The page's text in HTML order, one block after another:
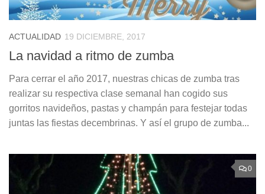
ACTUALIDAD 19 DICIEMBRE, 2017
La navidad a ritmo de zumba
Para cerrar el año 2017, nuestras chicas de zumba tras
realizar su respectiva clase semanal han cogido sus
gorritos navideños, pastas y champán para festejar todas
juntas las fiestas decembrinas. Y así el grupo de zumba...
0